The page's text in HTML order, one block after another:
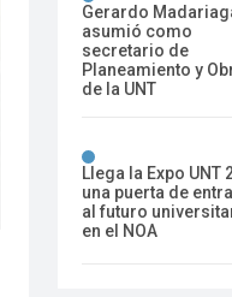
Gerardo
asumió como
secretario de
Planeamiento y
de la UNT
Llega la Expo UNT
una puerta de
al futuro
en el NOA